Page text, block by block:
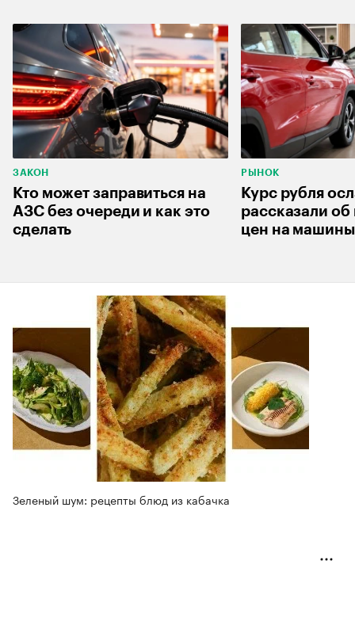
ЗАКОН
Кто может заправиться на
АЗС без очереди и как это
сделать
РЫНОК
Курс рубля
рассказали
цен на машины
Зеленый шум: рецепты блюд из кабачка